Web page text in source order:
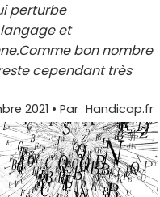
perturbe
et
bon nombre
cependant très
2021 • Par Handicap.fr